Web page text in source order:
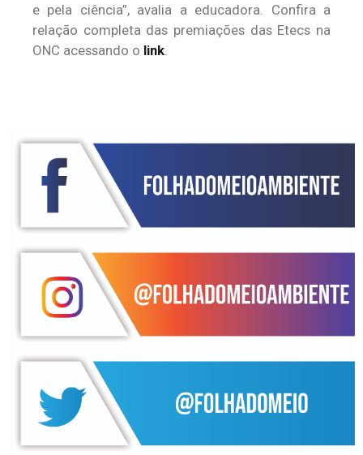
e pela ciência”, avalia a educadora. Confira a
relação completa das premiações das Etecs na
ONC acessando o link.